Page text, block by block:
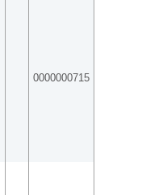
0000000715